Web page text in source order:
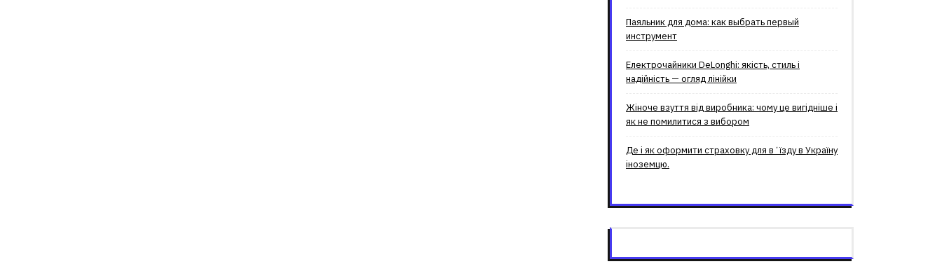
Паяльник для дома: как выбрать первый
инструмент
Електрочайники DeLonghi: якість, стиль і
надійність — огляд лінійки
Жіноче взуття від виробника: чому це вигідніше і
як не помилитися з вибором
Де і як оформити страховку для вʼїзду в Україну
іноземцю.